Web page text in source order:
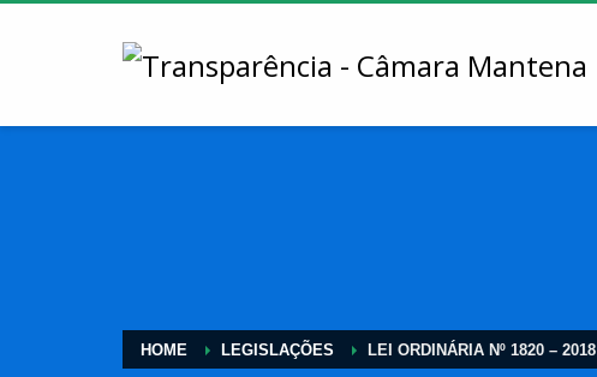
HOME LEGISLAÇÕES LEI ORDINÁRIA Nº 1820 – 2018